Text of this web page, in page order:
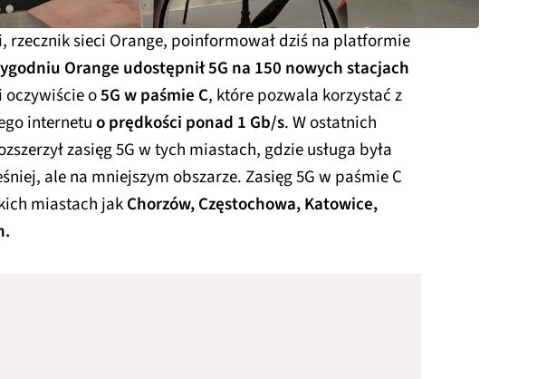
rzecznik sieci Orange, poinformował dziś na platformie
Orange udostępnił 5G na 150 nowych stacjach
oczywiście o5G w paśmie C, które pozwala korzystać z
internetuo prędkości ponad 1 Gb/s. W ostatnich
zasięg 5G w tych miastach, gdzie usługa była
ale na mniejszym obszarze. Zasięg 5G w paśmie C
miastach jakChorzów, Częstochowa, Katowice,